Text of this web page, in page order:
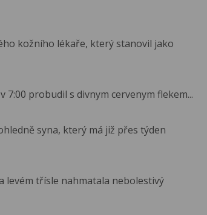
kožního lékaře, který stanovil jako
7:00 probudil s divnym cervenym flekem...
syna, který má již přes týden
levém třísle nahmatala nebolestivý